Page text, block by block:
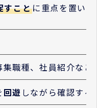
すことに重点を置い
集職種、社員紹介など
回遊 しながら確認する